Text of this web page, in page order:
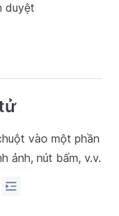
duyệt
vào một phần
ảnh, nút bấm, v.v.